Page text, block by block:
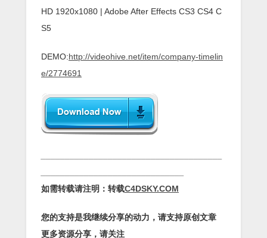
HD 1920x1080 | Adobe After Effects CS3 CS4 C
S5
DEMO:http://videohive.net/item/company-timelin
e/2774691
如需转载请注明：转载C4DSKY.COM
您的支持是我继续分享的动力，请支持原创文章
更多资源分享，请关注